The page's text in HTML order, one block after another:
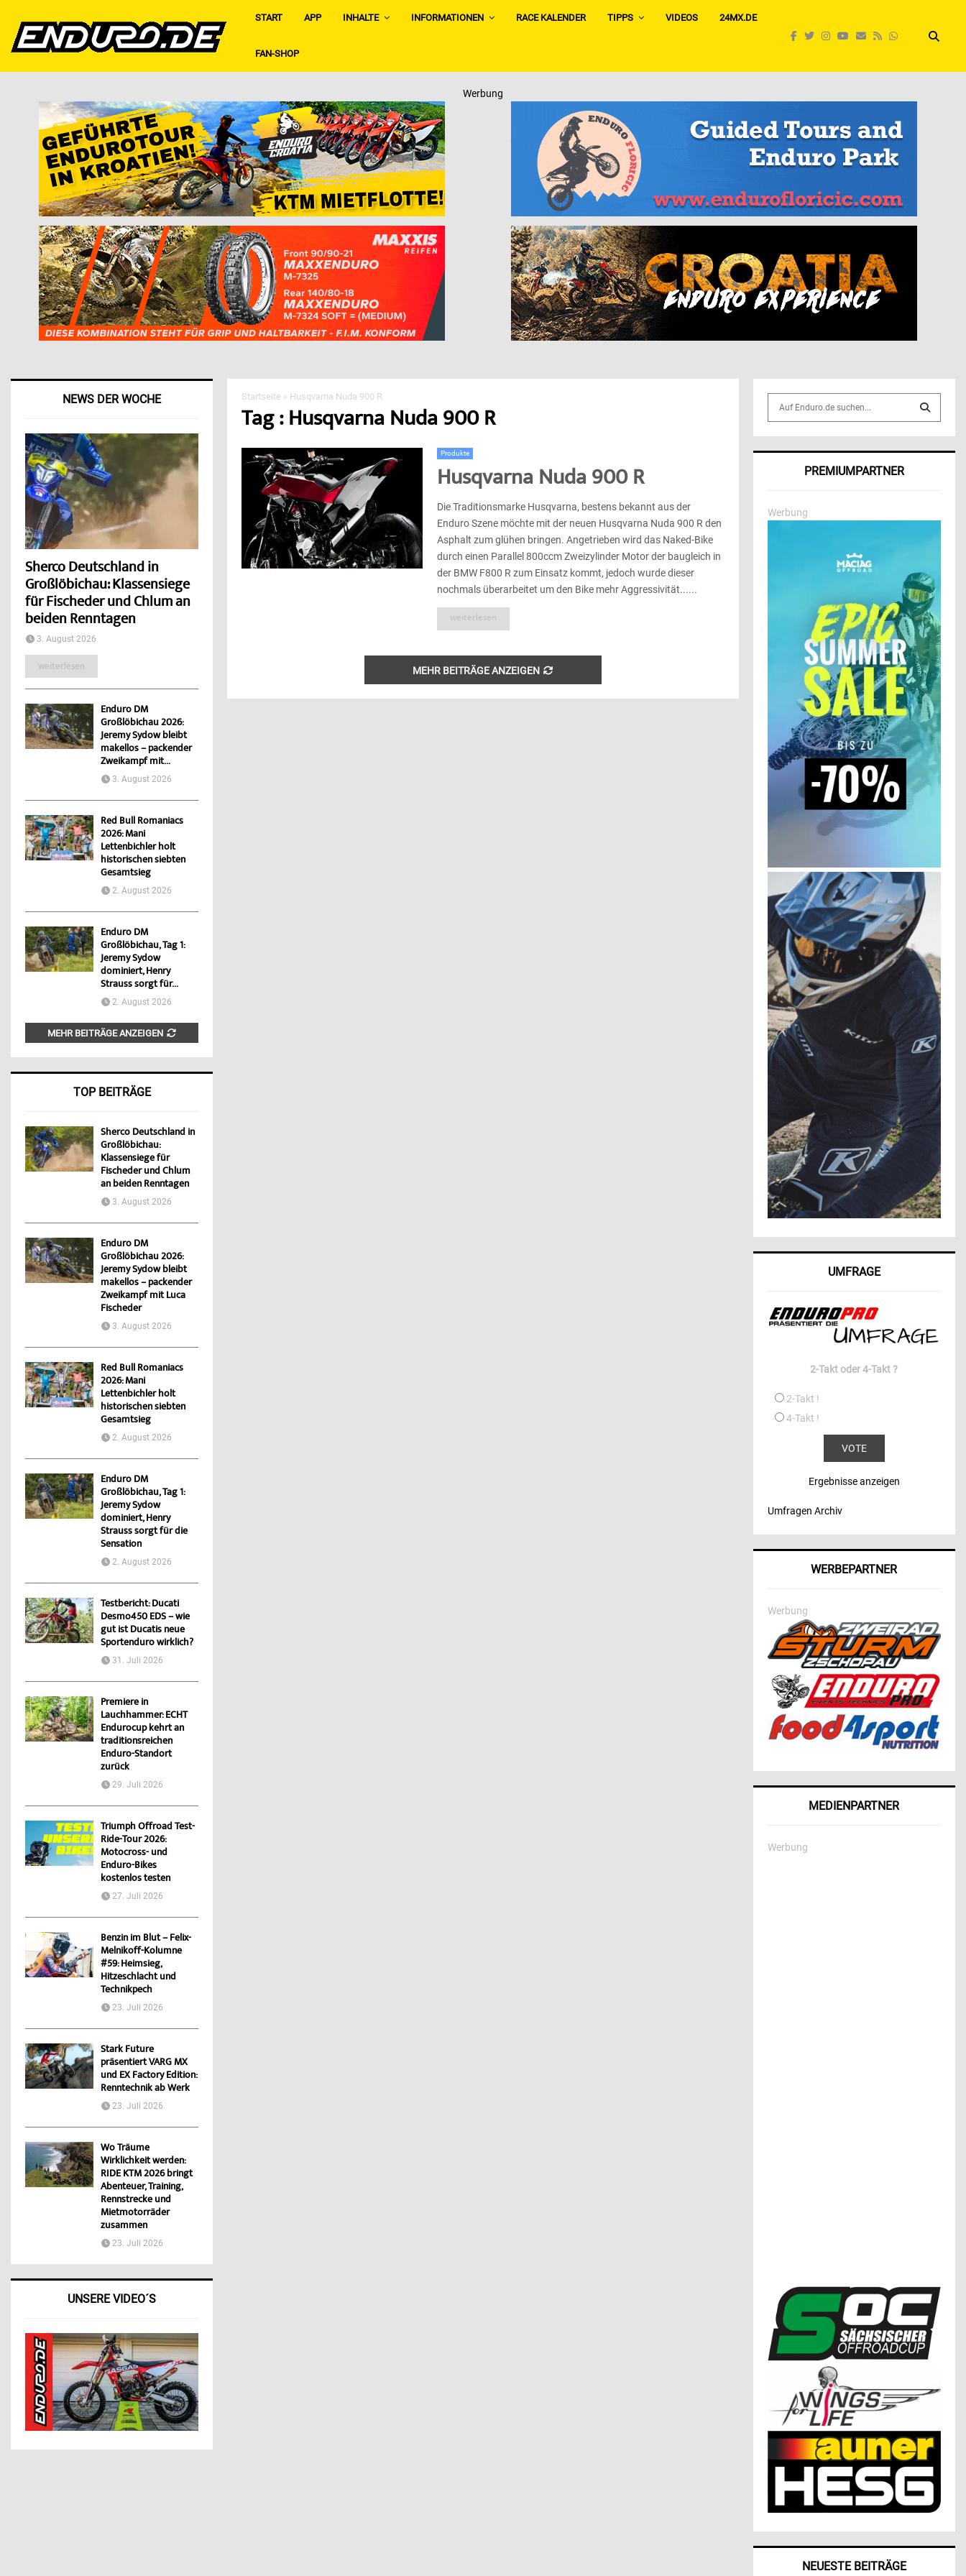
START APP INHALTE INFORMATIONEN RACE KALENDER TIPPS VIDEOS 24MX.DE
FAN-SHOP
Werbung
Startseite » Husqvarna Nuda 900 R
Tag : Husqvarna Nuda 900 R
Produkte
Husqvarna Nuda 900 R
Die Traditionsmarke Husqvarna, bestens bekannt aus der
Enduro Szene möchte mit der neuen Husqvarna Nuda 900 R den
Asphalt zum glühen bringen. Angetrieben wird das Naked-Bike
durch einen Parallel 800ccm Zweizylinder Motor der baugleich in
der BMW F800 R zum Einsatz kommt, jedoch wurde dieser
nochmals überarbeitet um den Bike mehr Aggressivität......
weiterlesen
MEHR BEITRÄGE ANZEIGEN
NEWS DER WOCHE
Sherco Deutschland in
Großlöbichau: Klassensiege
für Fischeder und Chlum an
beiden Renntagen
3. August 2026
weiterlesen
Enduro DM
Großlöbichau 2026:
Jeremy Sydow bleibt
makellos – packender
Zweikampf mit...
3. August 2026
Red Bull Romaniacs
2026: Mani
Lettenbichler holt
historischen siebten
Gesamtsieg
2. August 2026
Enduro DM
Großlöbichau, Tag 1:
Jeremy Sydow
dominiert, Henry
Strauss sorgt für...
2. August 2026
MEHR BEITRÄGE ANZEIGEN
TOP BEITRÄGE
Sherco Deutschland in
Großlöbichau:
Klassensiege für
Fischeder und Chlum
an beiden Renntagen
3. August 2026
Enduro DM
Großlöbichau 2026:
Jeremy Sydow bleibt
makellos – packender
Zweikampf mit Luca
Fischeder
3. August 2026
Red Bull Romaniacs
2026: Mani
Lettenbichler holt
historischen siebten
Gesamtsieg
2. August 2026
Enduro DM
Großlöbichau, Tag 1:
Jeremy Sydow
dominiert, Henry
Strauss sorgt für die
Sensation
2. August 2026
Testbericht: Ducati
Desmo450 EDS – wie
gut ist Ducatis neue
Sportenduro wirklich?
31. Juli 2026
Premiere in
Lauchhammer: ECHT
Endurocup kehrt an
traditionsreichen
Enduro-Standort
zurück
29. Juli 2026
Triumph Offroad Test-
Ride-Tour 2026:
Motocross- und
Enduro-Bikes
kostenlos testen
27. Juli 2026
Benzin im Blut – Felix-
Melnikoff-Kolumne
#59: Heimsieg,
Hitzeschlacht und
Technikpech
23. Juli 2026
Stark Future
präsentiert VARG MX
und EX Factory Edition:
Renntechnik ab Werk
23. Juli 2026
Wo Träume
Wirklichkeit werden:
RIDE KTM 2026 bringt
Abenteuer, Training,
Rennstrecke und
Mietmotorräder
zusammen
23. Juli 2026
UNSERE VIDEO´S
o
r
S
R
H
PREMIUMPARTNER
Werbung
UMFRAGE
2-Takt oder 4-Takt ?
2-Takt !
4-Takt !
Ergebnisse anzeigen
Umfragen Archiv
WERBEPARTNER
Werbung
MEDIENPARTNER
Werbung
NEUESTE BEITRÄGE